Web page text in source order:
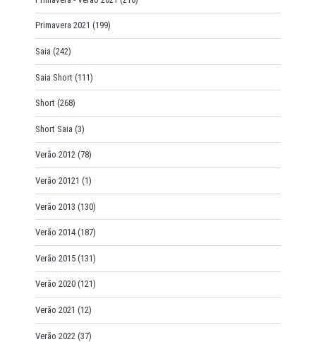
Primavera 2021 (199)
Saia (242)
Saia Short (111)
Short (268)
Short Saia (3)
Verão 2012 (78)
Verão 20121 (1)
Verão 2013 (130)
Verão 2014 (187)
Verão 2015 (131)
Verão 2020 (121)
Verão 2021 (12)
Verão 2022 (37)